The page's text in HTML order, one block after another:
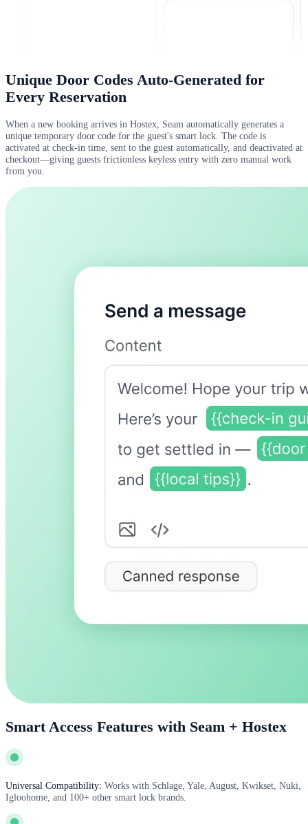
Unique Door Codes Auto-Generated for
Every Reservation
When a new booking arrives in Hostex, Seam automatically generates a
unique temporary door code for the guest's smart lock. The code is
activated at check-in time, sent to the guest automatically, and deactivated at
checkout—giving guests frictionless keyless entry with zero manual work
from you.
Smart Access Features with Seam + Hostex
Universal Compatibility: Works with Schlage, Yale, August, Kwikset, Nuki,
Igloohome, and 100+ other smart lock brands.